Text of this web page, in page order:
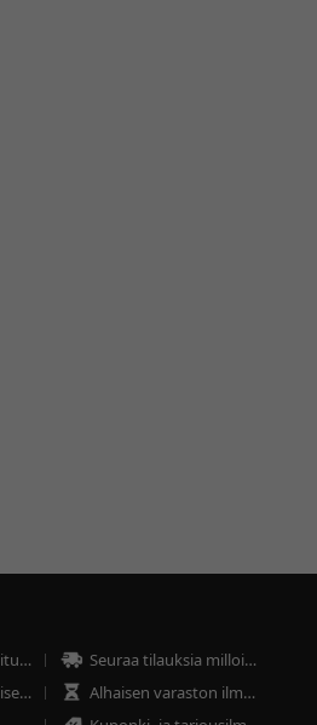
Hinnanalennusilmoitukset
Seuraa tilauksia milloin tahansa
Nopeampi ja turvallisempi maksaminen
Alhaisen varaston ilmoitukset